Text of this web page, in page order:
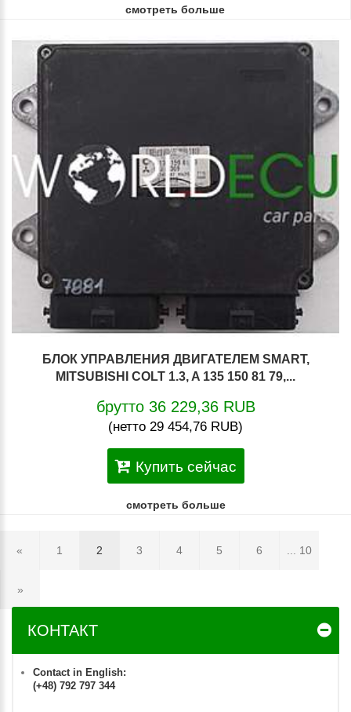
смотреть больше
БЛОК УПРАВЛЕНИЯ ДВИГАТЕЛЕМ SMART,
MITSUBISHI COLT 1.3, A 135 150 81 79,...
брутто 36 229,36 RUB
(нетто 29 454,76 RUB)
Купить сейчас
смотреть больше
« 1 2 3 4 5 6 ... 10
»
КОНТАКТ
Contact in English:
(+48) 792 797 344